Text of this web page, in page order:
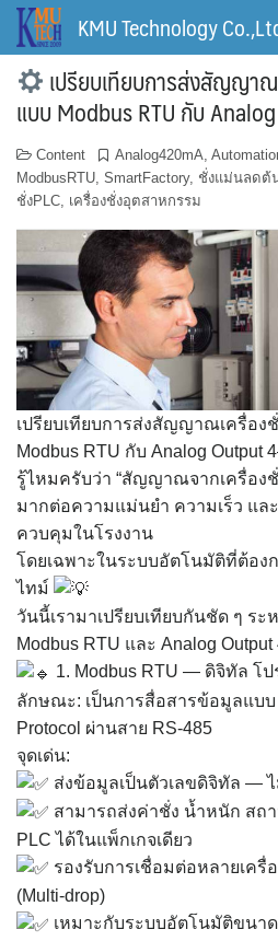
Skip
content
KMU Technology
เปรียบเทียบการส่งสัญญา
แบบ Modbus RTU กับ
Content Analog420mA,
ModbusRTU, SmartFactory, ชั่งแม่นลดต้
ชั่งPLC, เครื่องชั่งอุตสาหกรรม
เปรียบเทียบการส่งสัญญาณเครื่อง
Modbus RTU กับ Analog Output
รู้ไหมครับว่า “สัญญาณจากเครื่องชั่
มากต่อความแม่นยำ ความเร็ว แล
ควบคุมในโรงงาน
โดยเฉพาะในระบบอัตโนมัติที่ต้อง
ไทม์
วันนี้เรามาเปรียบเทียบกันชัด ๆ ร
Modbus RTU และ Analog Output
1. Modbus RTU — ดิจิทัล โ
ลักษณะ: เป็นการสื่อสารข้อมูลแบบ
Protocol ผ่านสาย RS-485
จุดเด่น:
ส่งข้อมูลเป็นตัวเลขดิจิทัล —
สามารถส่งค่าชั่ง น้ำหนัก สถ
PLC ได้ในแพ็กเกจเดียว
รองรับการเชื่อมต่อหลายเค
(Multi-drop)
เหมาะกับระบบอัตโนมัติขนา